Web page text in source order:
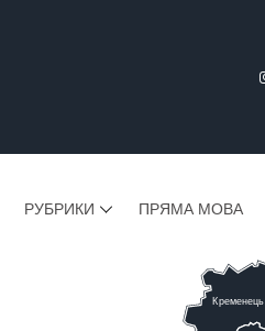
РУБРИКИ ПРЯМА МОВА
Кременець